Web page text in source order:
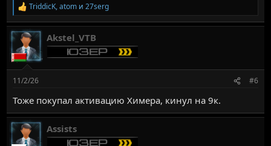
Р
е
а
к
ц
и
и
:
TriddicK,atom и27serg
Akstel_VTB
11/2/26 #6
Тоже покупал активацию Химера, кинул на 9к.
Assists